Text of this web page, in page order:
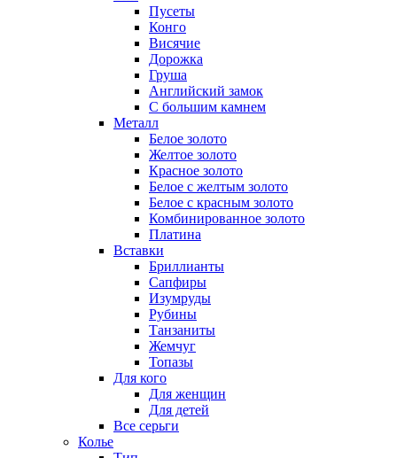
Пусеты
Конго
Висячие
Дорожка
Груша
Английский замок
С большим камнем
Металл
Белое золото
Желтое золото
Красное золото
Белое с желтым золото
Белое с красным золото
Комбинированное золото
Платина
Вставки
Бриллианты
Сапфиры
Изумруды
Рубины
Танзаниты
Жемчуг
Топазы
Для кого
Для женщин
Для детей
Все серьги
Колье